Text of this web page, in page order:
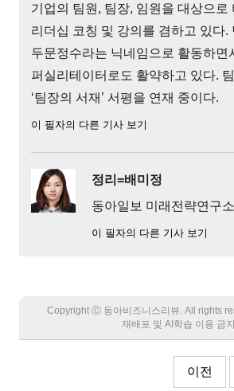
기업의 팀원, 팀장, 임원을 대상으로
리더십 코칭 및 강의를 겸하고 있다.
두문정수라는 닉네임으로 활동하면
퍼실리테이터로도 활약하고 있다.
‘팀장의 서재’ 서평을 연재 중이다.
이 필자의 다른 기사 보기
정리=배미정
동아일보 미래전략연구
이 필자의 다른 기사 보기
Copyright Ⓒ 동아비즈니스리뷰. All rights
재배포 및 AI학습 이용 금지
이전